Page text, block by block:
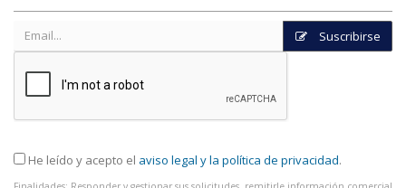
Suscribirse
He leído y acepto el aviso legal y la política de privacidad.